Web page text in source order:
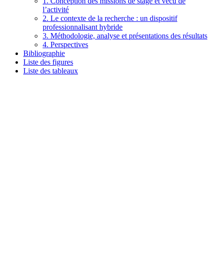
l’activité
2. Le contexte de la recherche : un dispositif
professionnalisant hybride
3. Méthodologie, analyse et présentations des résultats
4. Perspectives
Bibliographie
Liste des figures
Liste des tableaux